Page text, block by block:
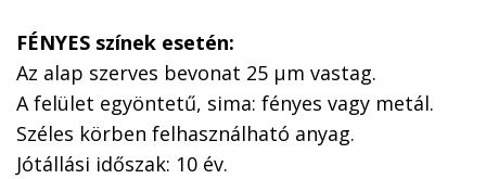
FÉNYES színek esetén:
Az alap szerves bevonat 25 µm vastag.
A felület egyöntetű, sima: fényes vagy metál.
Széles körben felhasználható anyag.
Jótállási időszak: 10 év.